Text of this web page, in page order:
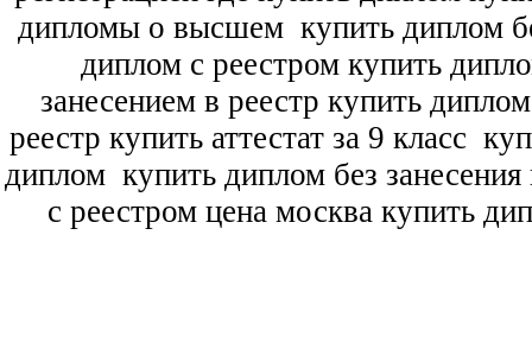
дипломы о высшем купить диплом
диплом с реестром купить
занесением в реестр купить
реестр купить аттестат за 9 класс
диплом купить диплом без
с реестром цена москва купить